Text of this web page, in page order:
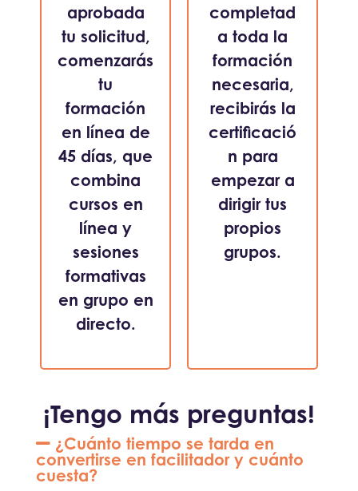
aprobada
tu solicitud,
comenzarás
tu
formación
en línea de
45 días, que
combina
cursos en
línea y
sesiones
formativas
en grupo en
directo.
completad
a toda la
formación
necesaria,
recibirás la
certificació
n para
empezar a
dirigir tus
propios
grupos.
¡Tengo más preguntas!
¿Cuánto tiempo se tarda en
convertirse en facilitador y cuánto
cuesta?